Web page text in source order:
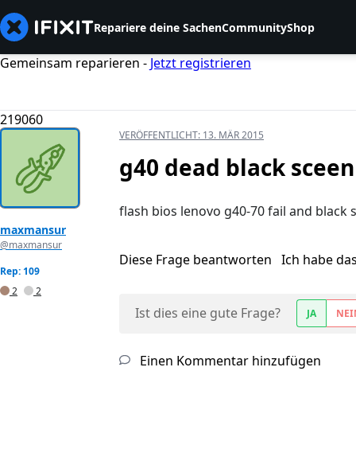
Repariere deine SachenCommunityShop
Gemeinsam reparieren - Jetzt registrieren
219060
maxmansur
@maxmansur
Rep: 109
2
2
VERÖFFENTLICHT: 13. MÄR 2015
g40 dead black
flash bios lenovo g40-70 fail and black
Diese Frage beantworten Ich habe
Ist dies eine gute Frage? JA
Einen Kommentar hinzufügen